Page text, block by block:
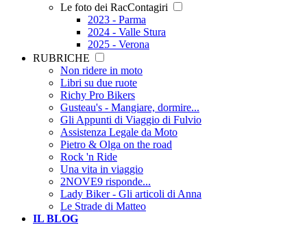
Le foto dei RacContagiri
2023 - Parma
2024 - Valle Stura
2025 - Verona
RUBRICHE
Non ridere in moto
Libri su due ruote
Richy Pro Bikers
Gusteau's - Mangiare, dormire...
Gli Appunti di Viaggio di Fulvio
Assistenza Legale da Moto
Pietro & Olga on the road
Rock 'n Ride
Una vita in viaggio
2NOVE9 risponde...
Lady Biker - Gli articoli di Anna
Le Strade di Matteo
IL BLOG